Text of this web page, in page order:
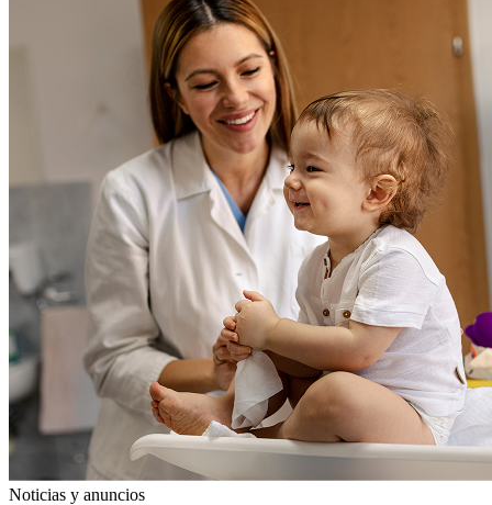
Noticias y anuncios